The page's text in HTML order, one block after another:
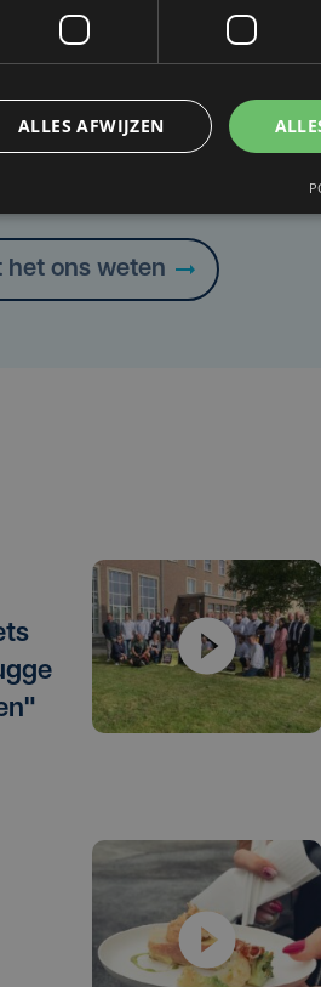
opgemerkt?
schrijffout opgemerkt in dit
het ons weten
ALLES AFWIJZEN